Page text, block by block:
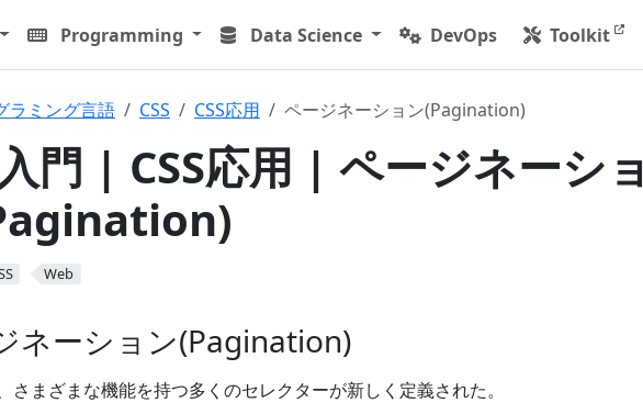
Programming Data Science DevOps Toolkit
ラミング言語 CSS CSS応用 ページネーション(Pagination)
門 | CSS応用 | ページネーショ
Web
ネーション(Pagination)
さまざまな機能を持つ多くのセレクターが新しく定義された。